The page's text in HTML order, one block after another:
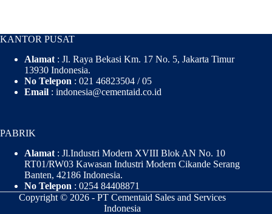
KANTOR PUSAT
Alamat : Jl. Raya Bekasi Km. 17 No. 5, Jakarta Timur
13930 Indonesia.
No Telepon : 021 46823504 / 05
Email : indonesia@cementaid.co.id
PABRIK
Alamat : Jl.Industri Modern XVIII Blok AN No. 10
RT01/RW03 Kawasan Industri Modern Cikande Serang
Banten, 42186 Indonesia.
No Telepon : 0254 84408871
Copyright © 2026 - PT Cementaid Sales and Services
Indonesia